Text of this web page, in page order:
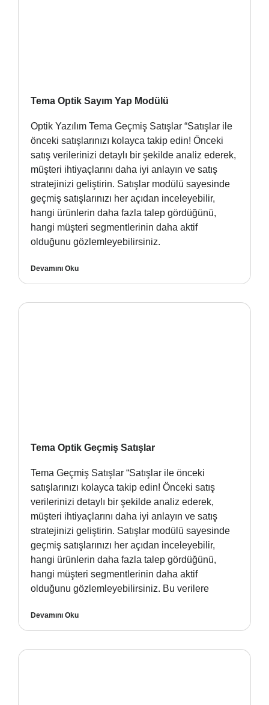
Tema Optik Sayım Yap Modülü
Optik Yazılım Tema Geçmiş Satışlar “Satışlar ile
önceki satışlarınızı kolayca takip edin! Önceki
satış verilerinizi detaylı bir şekilde analiz ederek,
müşteri ihtiyaçlarını daha iyi anlayın ve satış
stratejinizi geliştirin. Satışlar modülü sayesinde
geçmiş satışlarınızı her açıdan inceleyebilir,
hangi ürünlerin daha fazla talep gördüğünü,
hangi müşteri segmentlerinin daha aktif
olduğunu gözlemleyebilirsiniz.
Devamını Oku
Tema Optik Geçmiş Satışlar
Tema Geçmiş Satışlar “Satışlar ile önceki
satışlarınızı kolayca takip edin! Önceki satış
verilerinizi detaylı bir şekilde analiz ederek,
müşteri ihtiyaçlarını daha iyi anlayın ve satış
stratejinizi geliştirin. Satışlar modülü sayesinde
geçmiş satışlarınızı her açıdan inceleyebilir,
hangi ürünlerin daha fazla talep gördüğünü,
hangi müşteri segmentlerinin daha aktif
olduğunu gözlemleyebilirsiniz. Bu verilere
Devamını Oku